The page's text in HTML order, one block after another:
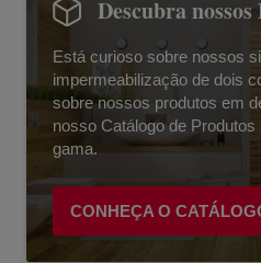
Descubra
Está curioso sobre nossos
impermeabilização de dois
sobre nossos produtos em
nosso Catálogo de
gama.
CONHEÇA O